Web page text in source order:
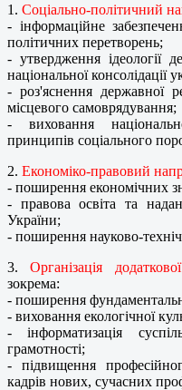
1. Соціально-політичний
- інформаційне
політичних перетворень;
- утвердження ідеології
національної консолідації
- роз'яснення державної
місцевого самоврядування;
- виховання
принципів соціального
2. Економіко-правовий
- поширення економічних
- правова освіта та
України;
- поширення науково-
3.Організація
зокрема:
- поширення
- виховання екологічної
- інформатизація
грамотності;
- підвищення
кадрів нових, сучасних